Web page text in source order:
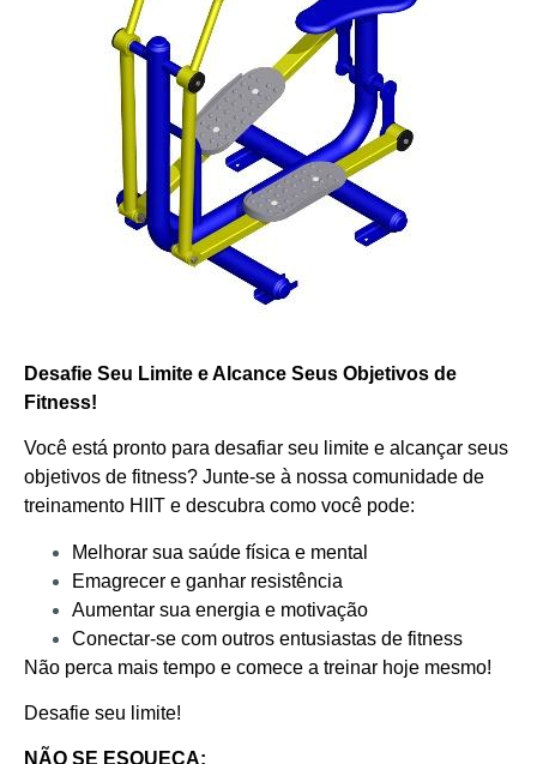
Desafie Seu Limite e Alcance Seus Objetivos de
Fitness!
Você está pronto para desafiar seu limite e alcançar seus
objetivos de fitness? Junte-se à nossa comunidade de
treinamento HIIT e descubra como você pode:
Melhorar sua saúde física e mental
Emagrecer e ganhar resistência
Aumentar sua energia e motivação
Conectar-se com outros entusiastas de fitness
Não perca mais tempo e comece a treinar hoje mesmo!
Desafie seu limite!
NÃO SE ESQUEÇA: